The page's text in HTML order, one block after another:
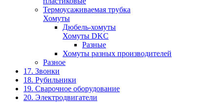
Термоусаживаемая трубка
Хомуты
Дюбель-хомуты
Хомуты DKC
Разные
Хомуты разных производителей
Разное
17. Звонки
18. Рубильники
19. Сварочное оборудование
20. Электродвигатели